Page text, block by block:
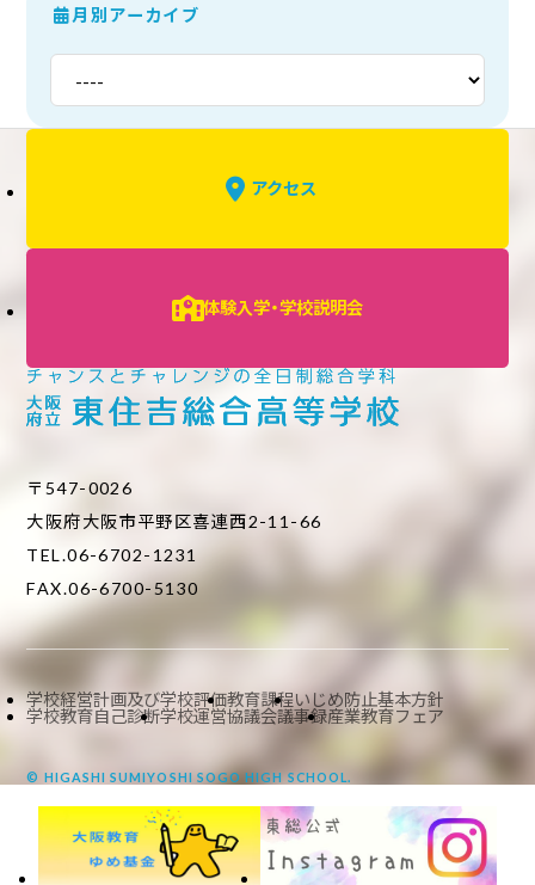
月別アーカイブ
アクセス
体験入学・学校説明会
〒547-0026
大阪府大阪市平野区喜連西2-11-66
TEL.06-6702-1231
FAX.06-6700-5130
学校経営計画及び学校評価教育課程いじめ防止基本方針
学校教育自己診断学校運営協議会議事録産業教育フェア
© HIGASHI SUMIYOSHI SOGO HIGH SCHOOL.